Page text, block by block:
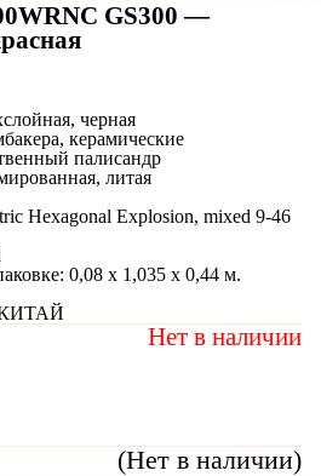
GS300 —
(Нет в наличии)
черная
керамические
палисандр
литая
Hexagonal Explosion, mixed 9-46
0,08 х 1,035 х 0,44 м.
КИТАЙ
Нет в наличии